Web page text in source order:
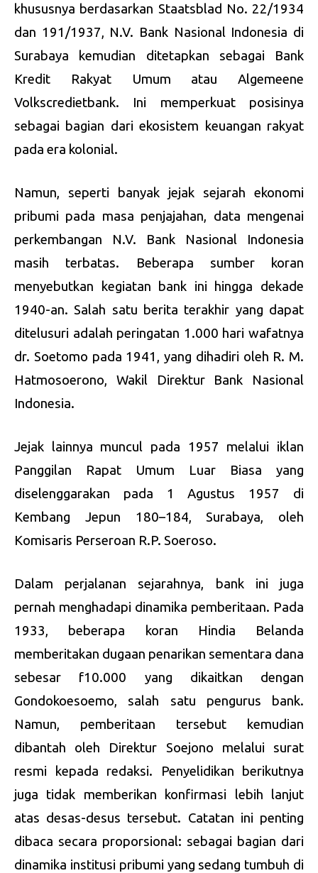
khususnya berdasarkan Staatsblad No. 22/1934
dan 191/1937, N.V. Bank Nasional Indonesia di
Surabaya kemudian ditetapkan sebagai Bank
Kredit Rakyat Umum atau Algemeene
Volkscredietbank. Ini memperkuat posisinya
sebagai bagian dari ekosistem keuangan rakyat
pada era kolonial.
Namun, seperti banyak jejak sejarah ekonomi
pribumi pada masa penjajahan, data mengenai
perkembangan N.V. Bank Nasional Indonesia
masih terbatas. Beberapa sumber koran
menyebutkan kegiatan bank ini hingga dekade
1940-an. Salah satu berita terakhir yang dapat
ditelusuri adalah peringatan 1.000 hari wafatnya
dr. Soetomo pada 1941, yang dihadiri oleh R. M.
Hatmosoerono, Wakil Direktur Bank Nasional
Indonesia.
Jejak lainnya muncul pada 1957 melalui iklan
Panggilan Rapat Umum Luar Biasa yang
diselenggarakan pada 1 Agustus 1957 di
Kembang Jepun 180–184, Surabaya, oleh
Komisaris Perseroan R.P. Soeroso.
Dalam perjalanan sejarahnya, bank ini juga
pernah menghadapi dinamika pemberitaan. Pada
1933, beberapa koran Hindia Belanda
memberitakan dugaan penarikan sementara dana
sebesar f10.000 yang dikaitkan dengan
Gondokoesoemo, salah satu pengurus bank.
Namun, pemberitaan tersebut kemudian
dibantah oleh Direktur Soejono melalui surat
resmi kepada redaksi. Penyelidikan berikutnya
juga tidak memberikan konfirmasi lebih lanjut
atas desas-desus tersebut. Catatan ini penting
dibaca secara proporsional: sebagai bagian dari
dinamika institusi pribumi yang sedang tumbuh di